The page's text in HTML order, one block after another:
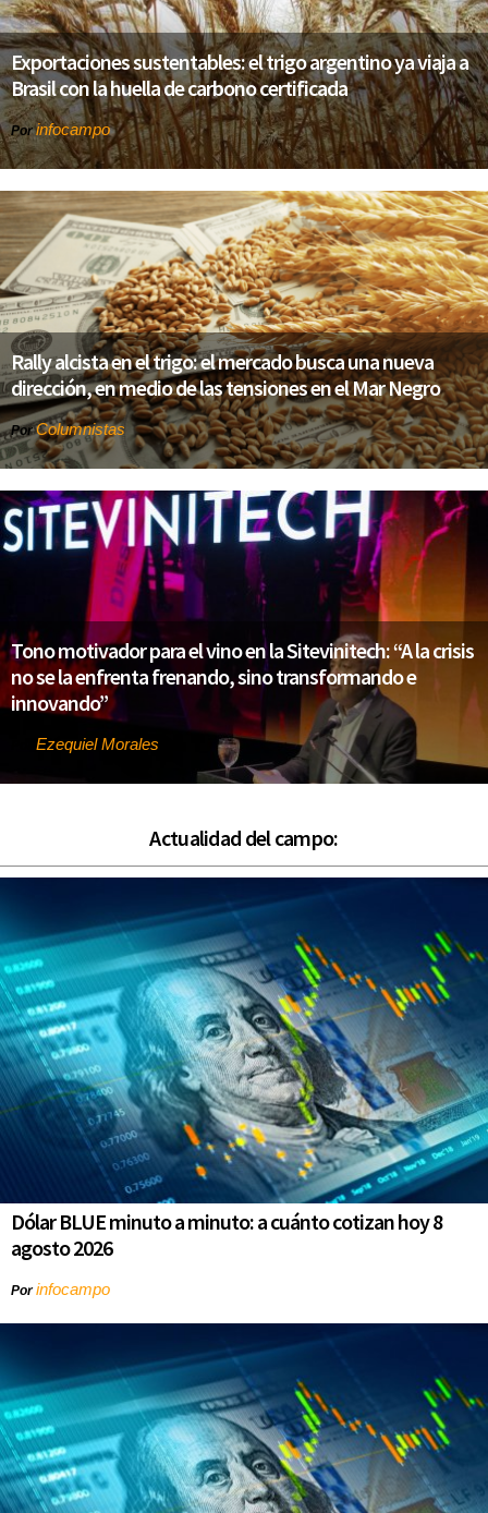
Exportaciones sustentables: el trigo argentino ya viaja a
Brasil con la huella de carbono certificada
Porinfocampo
Rally alcista en el trigo: el mercado busca una nueva
dirección, en medio de las tensiones en el Mar Negro
PorColumnistas
Tono motivador para el vino en la Sitevinitech: “A la crisis
no se la enfrenta frenando, sino transformando e
innovando”
Ezequiel Morales
Actualidad del campo:
Dólar BLUE minuto a minuto: a cuánto cotizan hoy 8
agosto 2026
Porinfocampo